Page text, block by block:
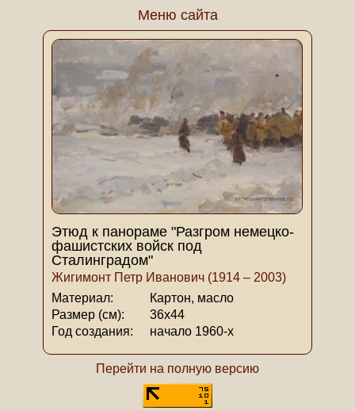
Меню сайта
Этюд к панораме "Разгром немецко-
фашистских войск под
Сталинградом"
Жигимонт Петр Иванович (1914 – 2003)
Материал:
Картон, масло
Размер (см):
36х44
Год создания:
начало 1960-х
Перейти на полную версию